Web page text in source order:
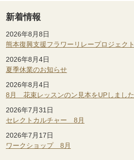
新着情報
2026年8月8日
熊本復興支援フラワーリレープロジェクト
2026年8月4日
夏季休業のお知らせ
2026年8月4日
8月 花束レッスンのン見本をUPしました
2026年7月31日
セレクトカルチャー 8月
2026年7月17日
ワークショップ 8月